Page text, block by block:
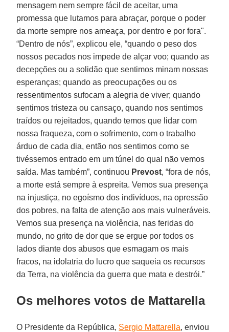
mensagem nem sempre fácil de aceitar, uma
promessa que lutamos para abraçar, porque o poder
da morte sempre nos ameaça, por dentro e por fora".
“Dentro de nós”, explicou ele, “quando o peso dos
nossos pecados nos impede de alçar voo; quando as
decepções ou a solidão que sentimos minam nossas
esperanças; quando as preocupações ou os
ressentimentos sufocam a alegria de viver; quando
sentimos tristeza ou cansaço, quando nos sentimos
traídos ou rejeitados, quando temos que lidar com
nossa fraqueza, com o sofrimento, com o trabalho
árduo de cada dia, então nos sentimos como se
tivéssemos entrado em um túnel do qual não vemos
saída. Mas também”, continuou Prevost, “fora de nós,
a morte está sempre à espreita. Vemos sua presença
na injustiça, no egoísmo dos indivíduos, na opressão
dos pobres, na falta de atenção aos mais vulneráveis.
Vemos sua presença na violência, nas feridas do
mundo, no grito de dor que se ergue por todos os
lados diante dos abusos que esmagam os mais
fracos, na idolatria do lucro que saqueia os recursos
da Terra, na violência da guerra que mata e destrói.”
Os melhores votos de Mattarella
O Presidente da República, Sergio Mattarella, enviou